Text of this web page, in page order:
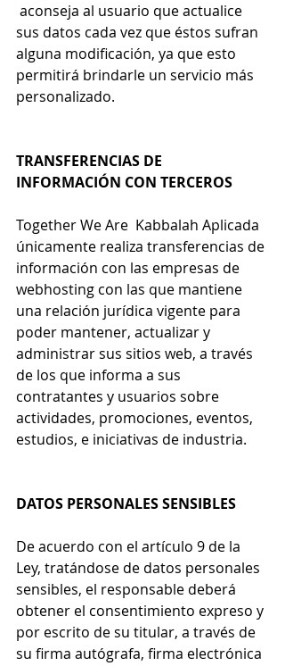
aconseja al usuario que actualice
sus datos cada vez que éstos sufran
alguna modificación, ya que esto
permitirá brindarle un servicio más
personalizado.
TRANSFERENCIAS DE
INFORMACIÓN CON TERCEROS
Together We Are
  Kabbalah Aplicada
únicamente realiza transferencias de
información con las empresas de
webhosting con las que mantiene
una relación jurídica vigente para
poder mantener, actualizar y
administrar sus sitios web, a través
de los que informa a sus
contratantes y usuarios sobre
actividades, promociones, eventos,
estudios, e iniciativas de industria.
DATOS PERSONALES SENSIBLES
De acuerdo con el artículo 9 de la
Ley, tratándose de datos personales
sensibles, el responsable deberá
obtener el consentimiento expreso y
por escrito de su titular, a través de
su firma autógrafa, firma electrónica